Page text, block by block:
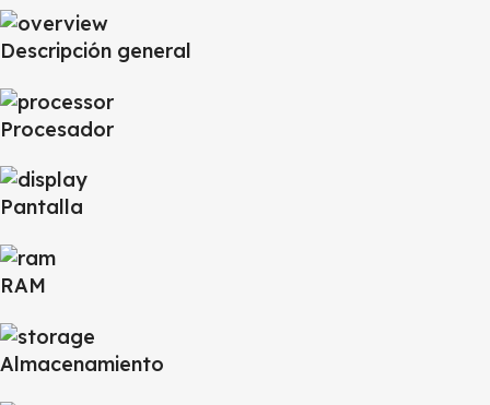
Descripción general
Procesador
Pantalla
RAM
Almacenamiento